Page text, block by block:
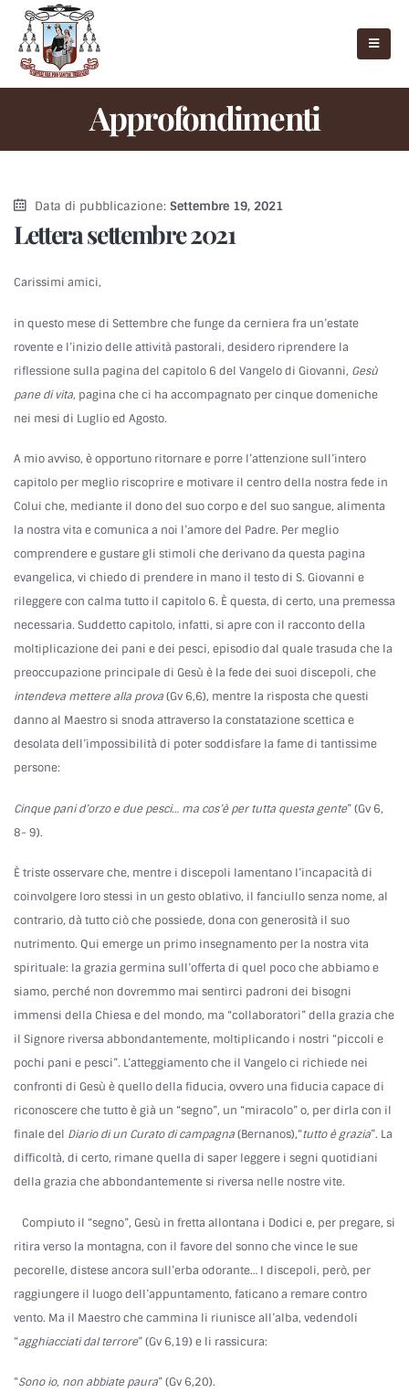
Approfondimenti
Data di pubblicazione: Settembre 19, 2021
Lettera settembre 2021
Carissimi amici,
in questo mese di Settembre che funge da cerniera fra un’estate
rovente e l’inizio delle attività pastorali, desidero riprendere la
riflessione sulla pagina del capitolo 6 del Vangelo di Giovanni, Gesù
pane di vita, pagina che ci ha accompagnato per cinque domeniche
nei mesi di Luglio ed Agosto.
A mio avviso, è opportuno ritornare e porre l’attenzione sull’intero
capitolo per meglio riscoprire e motivare il centro della nostra fede in
Colui che, mediante il dono del suo corpo e del suo sangue, alimenta
la nostra vita e comunica a noi l’amore del Padre. Per meglio
comprendere e gustare gli stimoli che derivano da questa pagina
evangelica, vi chiedo di prendere in mano il testo di S. Giovanni e
rileggere con calma tutto il capitolo 6. È questa, di certo, una premessa
necessaria. Suddetto capitolo, infatti, si apre con il racconto della
moltiplicazione dei pani e dei pesci, episodio dal quale trasuda che la
preoccupazione principale di Gesù è la fede dei suoi discepoli, che
intendeva mettere alla prova(Gv 6,6), mentre la risposta che questi
danno al Maestro si snoda attraverso la constatazione scettica e
desolata dell’impossibilità di poter soddisfare la fame di tantissime
persone:
Cinque pani d’orzo e due pesci… ma cos’è per tutta questa gente” (Gv 6,
8- 9).
È triste osservare che, mentre i discepoli lamentano l’incapacità di
coinvolgere loro stessi in un gesto oblativo, il fanciullo senza nome, al
contrario, dà tutto ciò che possiede, dona con generosità il suo
nutrimento. Qui emerge un primo insegnamento per la nostra vita
spirituale: la grazia germina sull’offerta di quel poco che abbiamo e
siamo, perché non dovremmo mai sentirci padroni dei bisogni
immensi della Chiesa e del mondo, ma “collaboratori” della grazia che
il Signore riversa abbondantemente, moltiplicando i nostri “piccoli e
pochi pani e pesci”. L’atteggiamento che il Vangelo ci richiede nei
confronti di Gesù è quello della fiducia, ovvero una fiducia capace di
riconoscere che tutto è già un “segno”, un “miracolo” o, per dirla con il
finale del Diario di un Curato di campagna(Bernanos),“tutto è grazia”. La
difficoltà, di certo, rimane quella di saper leggere i segni quotidiani
della grazia che abbondantemente si riversa nelle nostre vite.
Compiuto il “segno”, Gesù in fretta allontana i Dodici e, per pregare, si
ritira verso la montagna, con il favore del sonno che vince le sue
pecorelle, distese ancora sull’erba odorante… I discepoli, però, per
raggiungere il luogo dell’appuntamento, faticano a remare contro
vento. Ma il Maestro che cammina li riunisce all’alba, vedendoli
“agghiacciati dal terrore” (Gv 6,19) e li rassicura:
“Sono io, non abbiate paura” (Gv 6,20).